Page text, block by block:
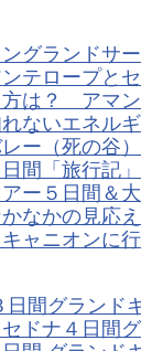
グランドサ
テロープと
は？ アマン
ないエネル
ー（死の谷）
間「旅行記
５日間＆大
なかの見応
ャニオンに
間グランド
ドナ４日間